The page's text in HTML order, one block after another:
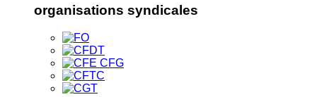
organisations syndicales